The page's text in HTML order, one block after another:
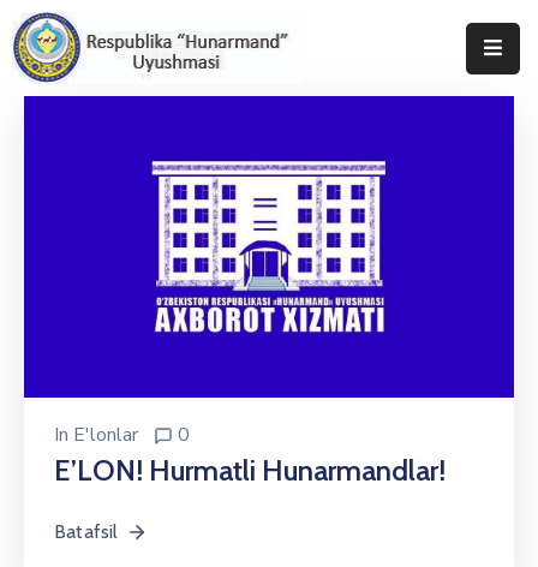
Xizmati
In E'lonlar 0
E’LON! Hurmatli Hunarmandlar!
Batafsil